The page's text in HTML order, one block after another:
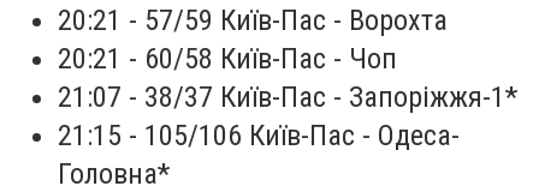
20:21 - 57/59 Київ-Пас - Ворохта
20:21 - 60/58 Київ-Пас - Чоп
21:07 - 38/37 Київ-Пас - Запоріжжя-1*
21:15 - 105/106 Київ-Пас - Одеса-
Головна*